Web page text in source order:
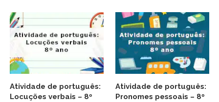
Atividade de português:
Locuções verbais – 8º
Atividade de português:
Pronomes pessoais – 8º